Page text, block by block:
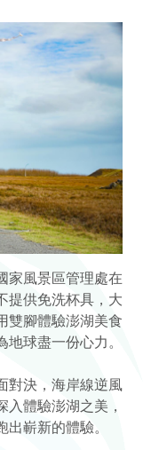
家風景區管理處在
提供免洗杯具，大
雙腳體驗澎湖美食
球盡一份心力。
對決，海岸線逆風
體驗澎湖之美，
嶄新的體驗。